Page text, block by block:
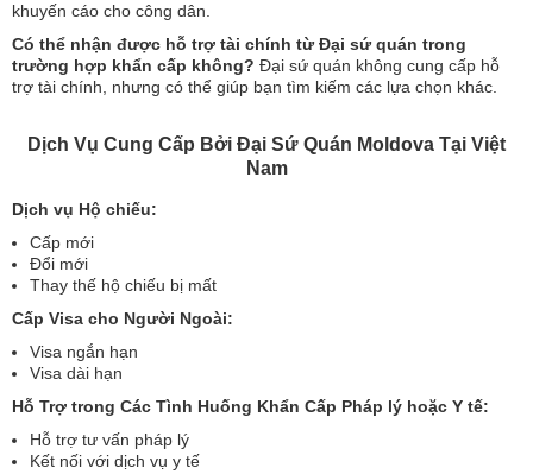
khuyến cáo cho công dân.
Có thể nhận được hỗ trợ tài chính từ Đại sứ quán trong
trường hợp khẩn cấp không? Đại sứ quán không cung cấp hỗ
trợ tài chính, nhưng có thể giúp bạn tìm kiếm các lựa chọn khác.
Dịch Vụ Cung Cấp Bởi Đại Sứ Quán Moldova Tại Việt
Nam
Dịch vụ Hộ chiếu:
Cấp mới
Đổi mới
Thay thế hộ chiếu bị mất
Cấp Visa cho Người Ngoài:
Visa ngắn hạn
Visa dài hạn
Hỗ Trợ trong Các Tình Huống Khẩn Cấp Pháp lý hoặc Y tế:
Hỗ trợ tư vấn pháp lý
Kết nối với dịch vụ y tế